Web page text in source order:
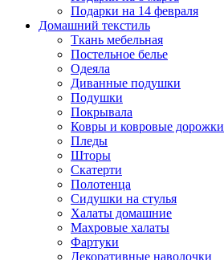
Подарки на 14 февраля
Домашний текстиль
Ткань мебельная
Постельное белье
Одеяла
Диванные подушки
Подушки
Покрывала
Ковры и ковровые дорожки
Пледы
Шторы
Скатерти
Полотенца
Сидушки на стулья
Халаты домашние
Махровые халаты
Фартуки
Декоративные наволочки